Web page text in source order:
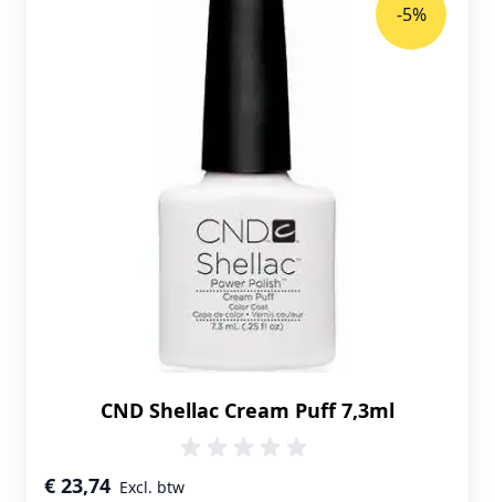
CND Shellac Cream Puff 7,3ml
Speciale prijs
€ 23,74
-5%